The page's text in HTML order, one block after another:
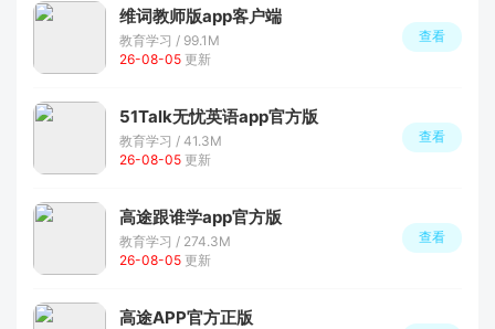
维词教师版app客户端
教育学习 / 99.1M
26-08-05 更新
查看
51Talk无忧英语app官方版
教育学习 / 41.3M
26-08-05 更新
查看
高途跟谁学app官方版
教育学习 / 274.3M
26-08-05 更新
查看
高途APP官方正版